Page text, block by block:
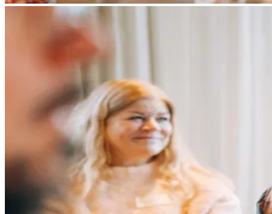
Stöd vid etablering
Nätverkande
Innovation
Tillgång till marknader
Arbetskraft
Artiklar
Kontakt
EN